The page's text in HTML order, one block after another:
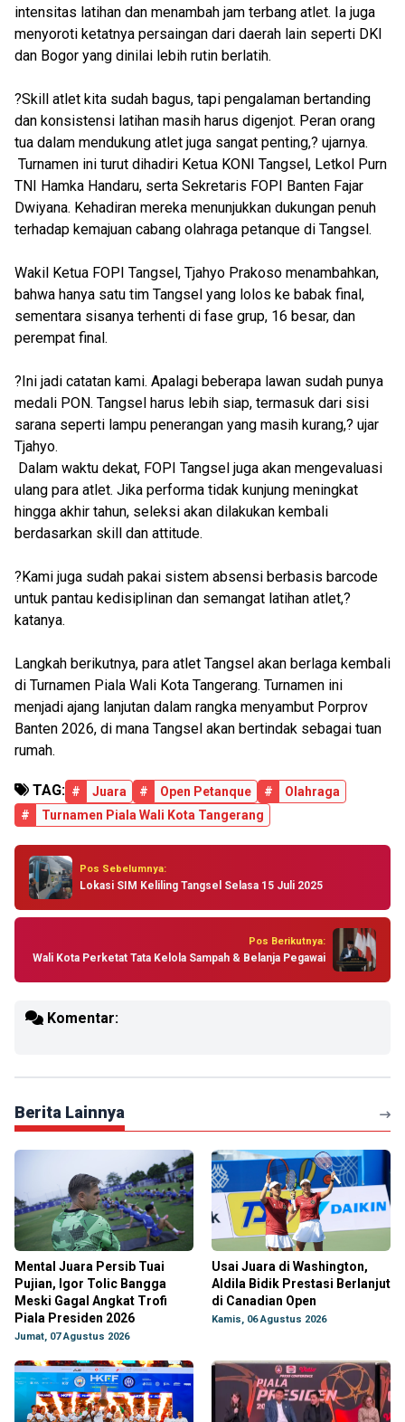
intensitas latihan dan menambah jam terbang atlet. Ia juga
menyoroti ketatnya persaingan dari daerah lain seperti DKI
dan Bogor yang dinilai lebih rutin berlatih.
?Skill atlet kita sudah bagus, tapi pengalaman bertanding
dan konsistensi latihan masih harus digenjot. Peran orang
tua dalam mendukung atlet juga sangat penting,? ujarnya.
Turnamen ini turut dihadiri Ketua KONI Tangsel, Letkol Purn
TNI Hamka Handaru, serta Sekretaris FOPI Banten Fajar
Dwiyana. Kehadiran mereka menunjukkan dukungan penuh
terhadap kemajuan cabang olahraga petanque di Tangsel.
Wakil Ketua FOPI Tangsel, Tjahyo Prakoso menambahkan,
bahwa hanya satu tim Tangsel yang lolos ke babak final,
sementara sisanya terhenti di fase grup, 16 besar, dan
perempat final.
?Ini jadi catatan kami. Apalagi beberapa lawan sudah punya
medali PON. Tangsel harus lebih siap, termasuk dari sisi
sarana seperti lampu penerangan yang masih kurang,? ujar
Tjahyo.
Dalam waktu dekat, FOPI Tangsel juga akan mengevaluasi
ulang para atlet. Jika performa tidak kunjung meningkat
hingga akhir tahun, seleksi akan dilakukan kembali
berdasarkan skill dan attitude.
?Kami juga sudah pakai sistem absensi berbasis barcode
untuk pantau kedisiplinan dan semangat latihan atlet,?
katanya.
Langkah berikutnya, para atlet Tangsel akan berlaga kembali
di Turnamen Piala Wali Kota Tangerang. Turnamen ini
menjadi ajang lanjutan dalam rangka menyambut Porprov
Banten 2026, di mana Tangsel akan bertindak sebagai tuan
rumah.
TAG: # Juara # Open Petanque #
Olahraga
#
Turnamen Piala Wali Kota Tangerang
Pos Sebelumnya:
Lokasi SIM Keliling Tangsel Selasa 15 Juli 2025
Pos Berikutnya:
Wali Kota Perketat Tata Kelola Sampah & Belanja Pegawai
Komentar:
Berita Lainnya
Mental Juara Persib Tuai
Pujian, Igor Tolic Bangga
Meski Gagal Angkat Trofi
Piala Presiden 2026
Jumat, 07 Agustus 2026
Usai Juara di Washington,
Aldila Bidik Prestasi Berlanjut
di Canadian Open
Kamis, 06 Agustus 2026